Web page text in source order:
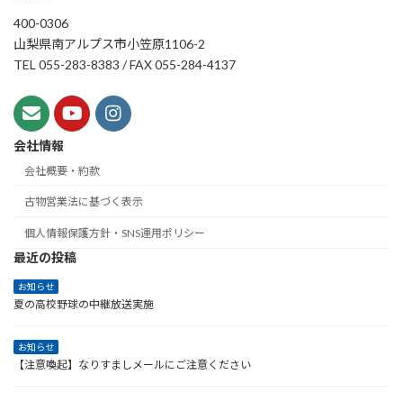
400-0306
山梨県南アルプス市小笠原1106-2
TEL 055-283-8383 / FAX 055-284-4137
会社情報
会社概要・約款
古物営業法に基づく表示
個人情報保護方針・SNS運用ポリシー
最近の投稿
お知らせ
夏の高校野球の中継放送実施
お知らせ
【注意喚起】なりすましメールにご注意ください